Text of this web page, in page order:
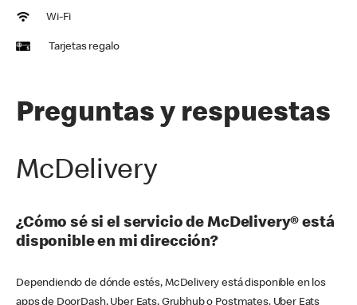
Wi-Fi
Tarjetas regalo
Preguntas y respuestas
McDelivery
¿Cómo sé si el servicio de McDelivery® está
disponible en mi dirección?
Dependiendo de dónde estés, McDelivery está disponible en los
apps de DoorDash, Uber Eats, Grubhub o Postmates. Uber Eats